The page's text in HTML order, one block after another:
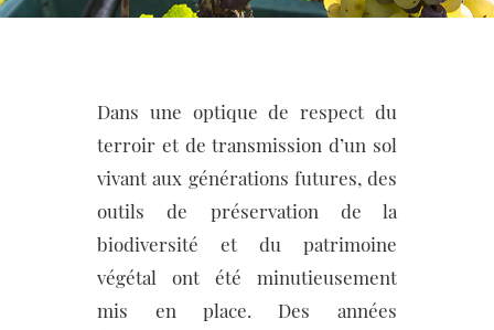
Dans une optique de respect du
terroir et de transmission d’un sol
vivant aux générations futures, des
outils de préservation de la
biodiversité et du patrimoine
végétal ont été minutieusement
mis en place. Des années